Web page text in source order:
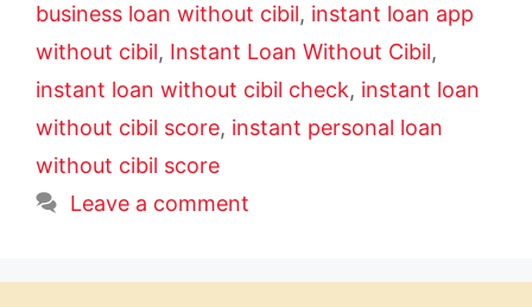
business loan without cibil, instant loan app
without cibil, Instant Loan Without Cibil,
instant loan without cibil check, instant loan
without cibil score, instant personal loan
without cibil score
Leave a comment